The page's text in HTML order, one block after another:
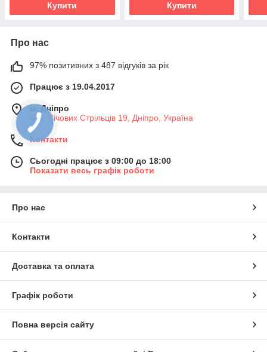
Купити Купити
Про нас
97% позитивних з 487 відгуків за рік
Працює з 19.04.2017
м. Дніпро
вул. Січових Стрільців 19, Дніпро, Україна
Контакти
Сьогодні працює з 09:00 до 18:00
Показати весь графік роботи
Про нас
Контакти
Доставка та оплата
Графік роботи
Повна версія сайту